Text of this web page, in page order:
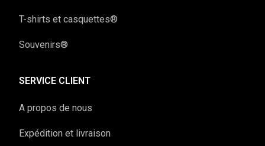
T-shirts et casquettes®
Souvenirs®
SERVICE CLIENT
A propos de nous
Expédition et livraison